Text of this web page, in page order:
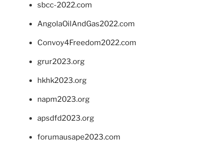
sbcc-2022.com
AngolaOilAndGas2022.com
Convoy4Freedom2022.com
grur2023.org
hkhk2023.org
napm2023.org
apsdfd2023.org
forumausape2023.com